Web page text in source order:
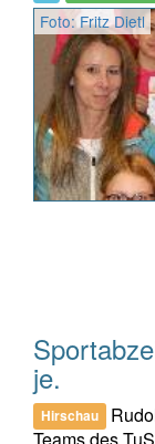
Foto: Fritz Dietl
je.
Hirschau
Teams des